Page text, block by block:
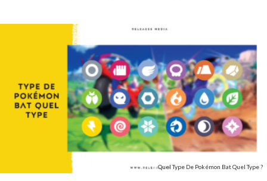
Quel Type De Pokémon Bat Quel Type ?